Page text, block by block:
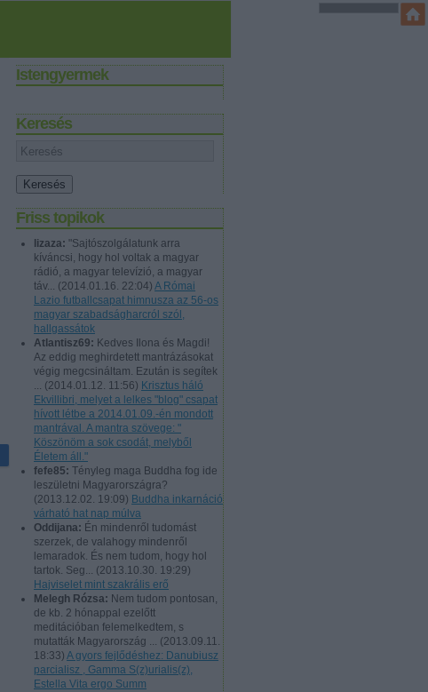
Istengyermek
Keresés
Friss topikok
lizaza: "Sajtószolgálatunk arra
kíváncsi, hogy hol voltak a magyar
rádió, a magyar televízió, a magyar
táv... (2014.01.16. 22:04) A Római
Lazio futballcsapat himnusza az 56-os
magyar szabadságharcról szól,
hallgassátok
Atlantisz69: Kedves Ilona és Magdi!
Az eddig meghirdetett mantrázásokat
végig megcsináltam. Ezután is segítek
... (2014.01.12. 11:56) Krisztus háló
Ekvillibri, melyet a lelkes "blog" csapat
hívott létbe a 2014.01.09.-én mondott
mantrával. A mantra szövege: "
Köszönöm a sok csodát, melyből
Életem áll."
fefe85: Tényleg maga Buddha fog ide
leszületni Magyarországra?
(2013.12.02. 19:09) Buddha inkarnáció
várható hat nap múlva
Oddijana: Én mindenről tudomást
szerzek, de valahogy mindenről
lemaradok. És nem tudom, hogy hol
tartok. Seg... (2013.10.30. 19:29)
Hajviselet mint szakrális erő
Melegh Rózsa: Nem tudom pontosan,
de kb. 2 hónappal ezelőtt
meditációban felemelkedtem, s
mutatták Magyarország ... (2013.09.11.
18:33) A gyors fejlődéshez: Danubiusz
parcialisz , Gamma S(z)urialis(z),
Estella Vita ergo Summ